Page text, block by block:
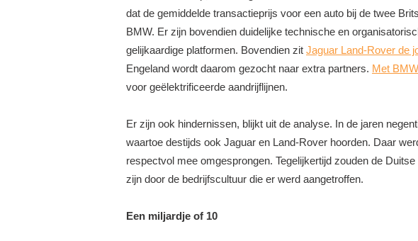
dat de gemiddelde transactieprijs voor een auto bij de twee
BMW. Er zijn bovendien duidelijke technische en
gelijkaardige platformen. Bovendien zit Jaguar Land-Rover de
Engeland wordt daarom gezocht naar extra partners. Met
voor geëlektrificeerde aandrijflijnen.
Er zijn ook hindernissen, blijkt uit de analyse. In de jaren
waartoe destijds ook Jaguar en Land-Rover hoorden. Daar
respectvol mee omgesprongen. Tegelijkertijd zouden de
zijn door de bedrijfscultuur die er werd aangetroffen.
Een miljardje of 10
Citroën Survolt - Le Mans...
BMW 1